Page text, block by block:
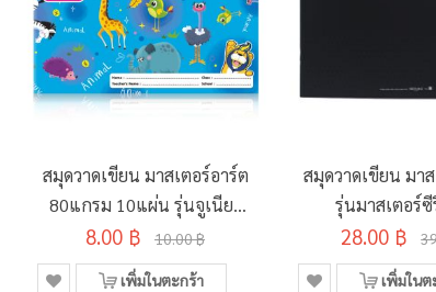
สมุดวาดเขียน มาสเตอร์อาร์ต
80แกรม 10แผ่น รุ่นจูเนียร์
MJ-01 คละลาย 190x260มม.
8.00 ฿ 10.00 ฿
เพิ่มในตะกร้า
สมุดวาดเขียน มา
รุ่นมาสเตอร์
100แกรม
28.00 ฿
เพิ่มในต